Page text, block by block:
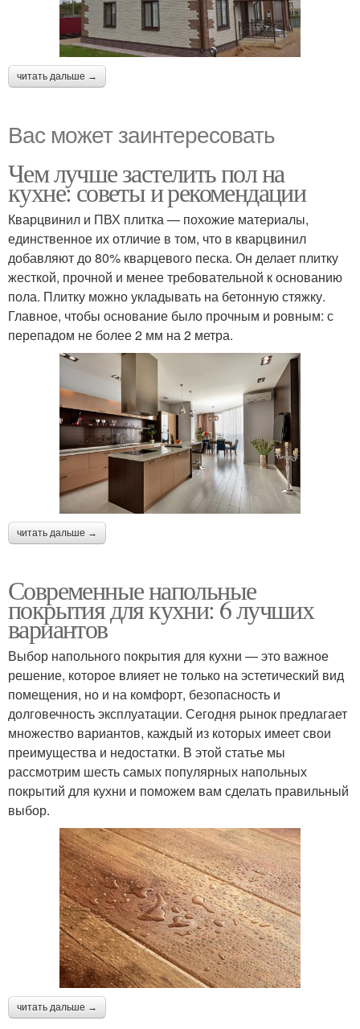
читать дальше →
Вас может заинтересовать
Чем лучше застелить пол на
кухне: советы и рекомендации
Кварцвинил и ПВХ плитка — похожие материалы,
единственное их отличие в том, что в кварцвинил
добавляют до 80% кварцевого песка. Он делает плитку
жесткой, прочной и менее требовательной к основанию
пола. Плитку можно укладывать на бетонную стяжку.
Главное, чтобы основание было прочным и ровным: с
перепадом не более 2 мм на 2 метра.
читать дальше →
Современные напольные
покрытия для кухни: 6 лучших
вариантов
Выбор напольного покрытия для кухни — это важное
решение, которое влияет не только на эстетический вид
помещения, но и на комфорт, безопасность и
долговечность эксплуатации. Сегодня рынок предлагает
множество вариантов, каждый из которых имеет свои
преимущества и недостатки. В этой статье мы
рассмотрим шесть самых популярных напольных
покрытий для кухни и поможем вам сделать правильный
выбор.
читать дальше →